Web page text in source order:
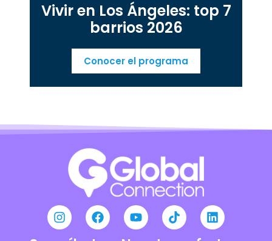
Vivir en Los Ángeles: top 7
barrios 2026
Conocer el programa